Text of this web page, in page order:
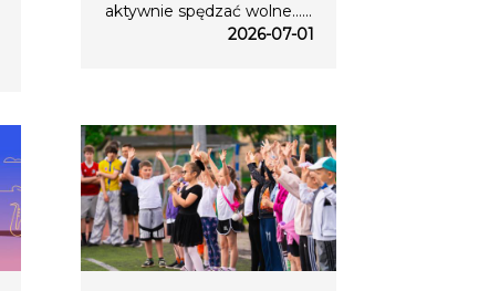
aktywnie spędzać wolne…...
2026-07-01